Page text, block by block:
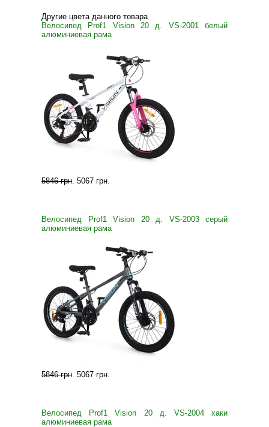
Другие цвета данного товара
Велосипед Prof1 Vision 20 д. VS-2001 белый
алюминиевая рама
5846 грн. 5067 грн.
Велосипед Prof1 Vision 20 д. VS-2003 серый
алюминиевая рама
5846 грн. 5067 грн.
Велосипед Prof1 Vision 20 д. VS-2004 хаки
алюминиевая рама